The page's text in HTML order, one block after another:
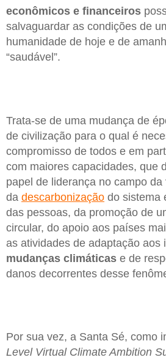
econômicos e financeiros
salvaguardar as condições de
humanidade de hoje e de
“saudável”.
Trata-se de uma mudança de
de civilização para o qual é
compromisso de todos e em
com maiores capacidades, que
papel de liderança no campo da
da descarbonização do sistema
das pessoas, da promoção de
circular, do apoio aos países
as atividades de adaptação aos
mudanças climáticas e de
danos decorrentes desse
Por sua vez, a Santa Sé, como
Level Virtual Climate Ambition